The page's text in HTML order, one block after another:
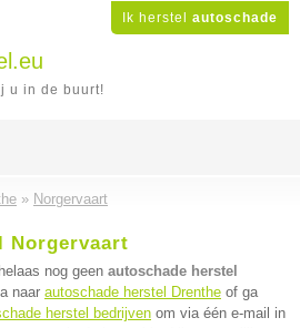
Ik herstel autoschade
u in de buurt!
» Norgervaart
Norgervaart
nog geen autoschade herstel
naar autoschade herstel Drenthe of ga
herstel bedrijven om via één e-mail in